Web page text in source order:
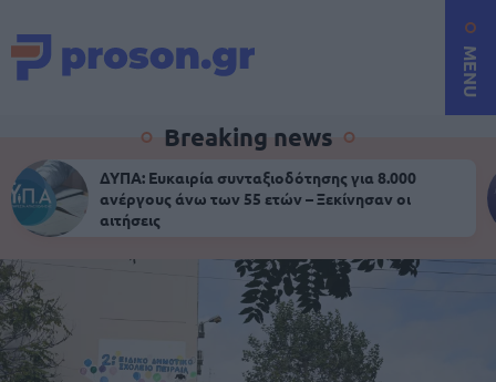
MENU
Breaking news
ΔΥΠΑ: Ευκαιρία συνταξιοδότησης για 8.000
ανέργους άνω των 55 ετών – Ξεκίνησαν οι
αιτήσεις